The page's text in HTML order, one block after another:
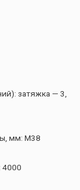
затяжка — 3,
мм: M38
4000